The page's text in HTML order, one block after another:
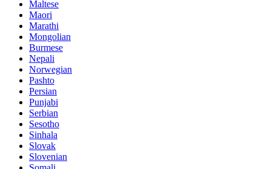
Maltese
Maori
Marathi
Mongolian
Burmese
Nepali
Norwegian
Pashto
Persian
Punjabi
Serbian
Sesotho
Sinhala
Slovak
Slovenian